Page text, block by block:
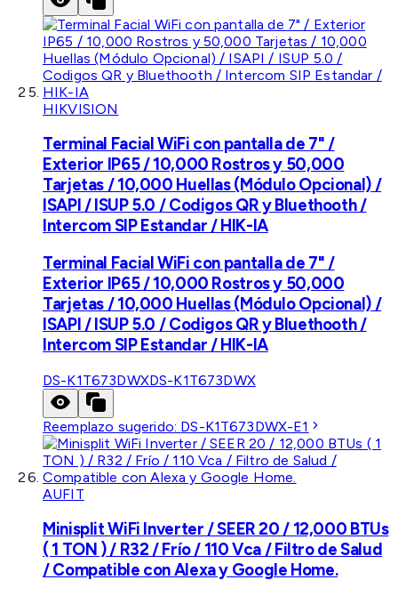
HIKVISION
Terminal Facial WiFi con pantalla de 7" /
Exterior IP65 / 10,000 Rostros y 50,000
Tarjetas / 10,000 Huellas (Módulo Opcional) /
ISAPI / ISUP 5.0 / Codigos QR y Bluethooth /
Intercom SIP Estandar / HIK-IA
Terminal Facial WiFi con pantalla de 7" /
Exterior IP65 / 10,000 Rostros y 50,000
Tarjetas / 10,000 Huellas (Módulo Opcional) /
ISAPI / ISUP 5.0 / Codigos QR y Bluethooth /
Intercom SIP Estandar / HIK-IA
DS-K1T673DWXDS-K1T673DWX
Reemplazo sugerido: DS-K1T673DWX-E1
AUFIT
Minisplit WiFi Inverter / SEER 20 / 12,000 BTUs
( 1 TON ) / R32 / Frío / 110 Vca / Filtro de Salud
/ Compatible con Alexa y Google Home.